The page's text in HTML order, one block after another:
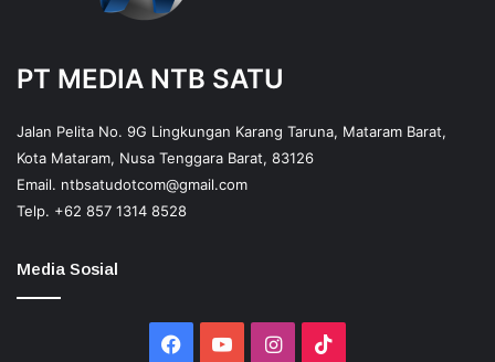
PT MEDIA NTB SATU
Jalan Pelita No. 9G Lingkungan Karang Taruna, Mataram Barat,
Kota Mataram, Nusa Tenggara Barat, 83126
Email. ntbsatudotcom@gmail.com
Telp. +62 857 1314 8528
Media Sosial
Facebook
YouTubeInstagram